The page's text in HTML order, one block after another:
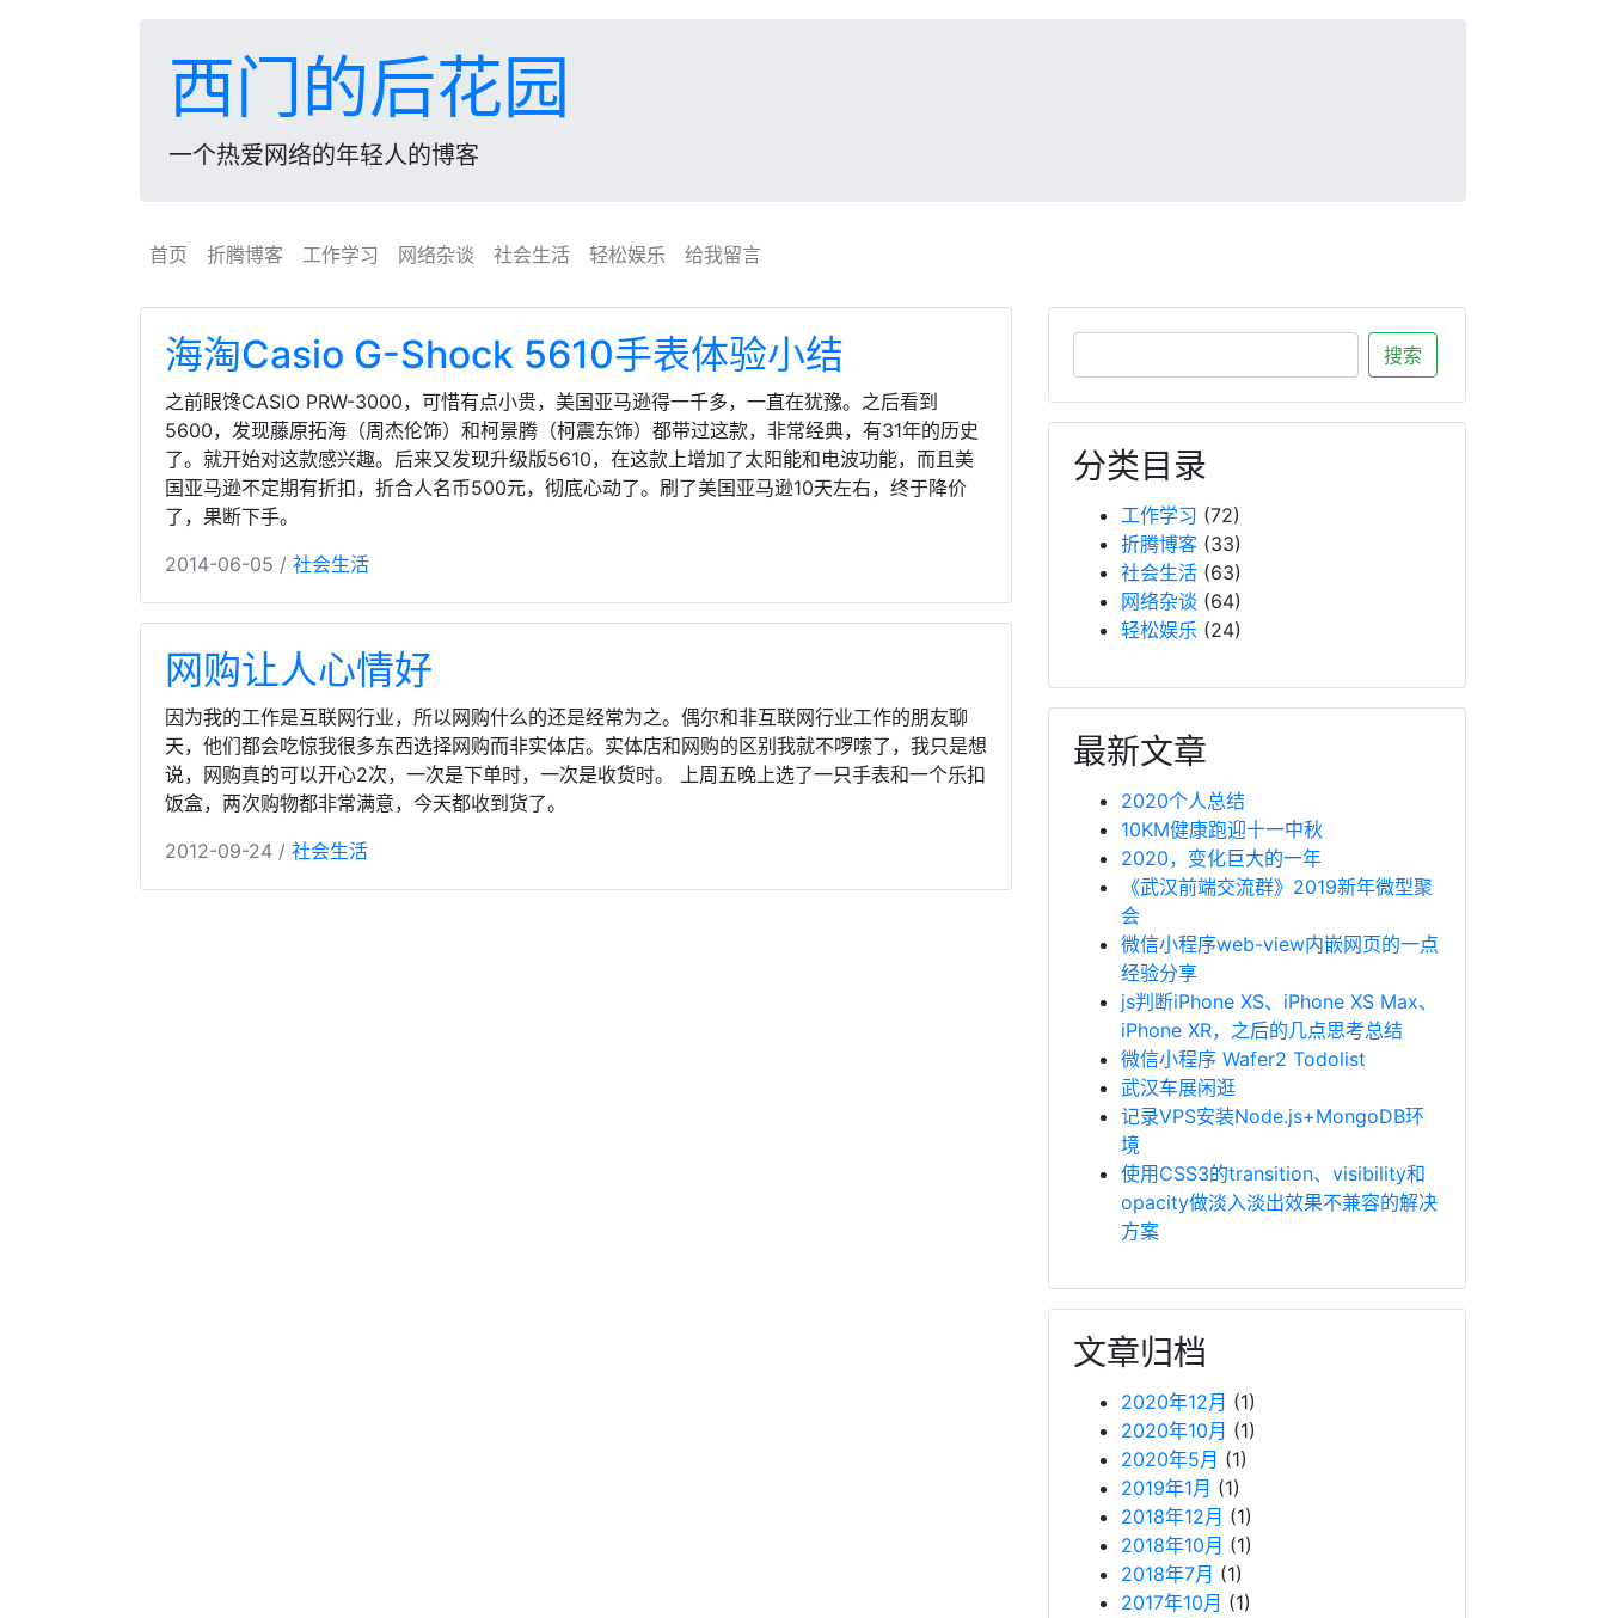
西门的后花园
一个热爱网络的年轻人的博客
首页 折腾博客 工作学习 网络杂谈 社会生活 轻松娱乐 给我留言
海淘Casio G-Shock 5610手表体验小结
之前眼馋CASIO PRW-3000，可惜有点小贵，美国亚马逊得一千多，一直在犹豫。之后看到
5600，发现藤原拓海（周杰伦饰）和柯景腾（柯震东饰）都带过这款，非常经典，有31年的历史
了。就开始对这款感兴趣。后来又发现升级版5610，在这款上增加了太阳能和电波功能，而且美
国亚马逊不定期有折扣，折合人名币500元，彻底心动了。刷了美国亚马逊10天左右，终于降价
了，果断下手。
2014-06-05 / 社会生活
网购让人心情好
因为我的工作是互联网行业，所以网购什么的还是经常为之。偶尔和非互联网行业工作的朋友聊
天，他们都会吃惊我很多东西选择网购而非实体店。实体店和网购的区别我就不啰嗦了，我只是想
说，网购真的可以开心2次，一次是下单时，一次是收货时。 上周五晚上选了一只手表和一个乐扣
饭盒，两次购物都非常满意，今天都收到货了。
2012-09-24 / 社会生活
分类目录
工作学习 (72)
折腾博客 (33)
社会生活 (63)
网络杂谈 (64)
轻松娱乐 (24)
最新文章
2020个人总结
10KM健康跑迎十一中秋
2020，变化巨大的一年
《武汉前端交流群》2019新年微型聚
会
微信小程序web-view内嵌网页的一点
经验分享
js判断iPhone XS、iPhone XS Max、
iPhone XR，之后的几点思考总结
微信小程序 Wafer2 Todolist
武汉车展闲逛
记录VPS安装Node.js+MongoDB环
境
使用CSS3的transition、visibility和
opacity做淡入淡出效果不兼容的解决
方案
文章归档
2020年12月 (1)
2020年10月 (1)
2020年5月 (1)
2019年1月 (1)
2018年12月 (1)
2018年10月 (1)
2018年7月 (1)
2017年10月 (1)